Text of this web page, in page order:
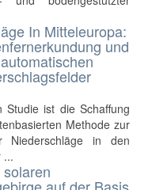
In Mitteleuropa:
und
Studie ist die Schaffung
Methode zur
Niederschläge in den
...